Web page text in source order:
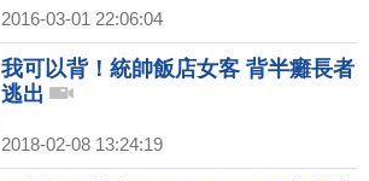
2016-03-01 22:06:04
我可以背！統帥飯店女客 背半癱長者
逃出
2018-02-08 13:24:19